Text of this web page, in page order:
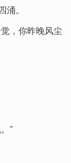
。
，你昨晚风尘
”